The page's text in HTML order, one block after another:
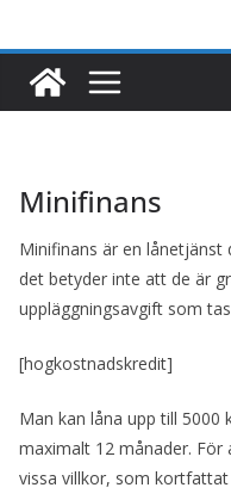
Minifinans
Minifinans är en lånetjänst
det betyder inte att de är
uppläggningsavgift som
[hogkostnadskredit]
Man kan låna upp till 5000
maximalt 12 månader. För
vissa villkor, som kortfattat